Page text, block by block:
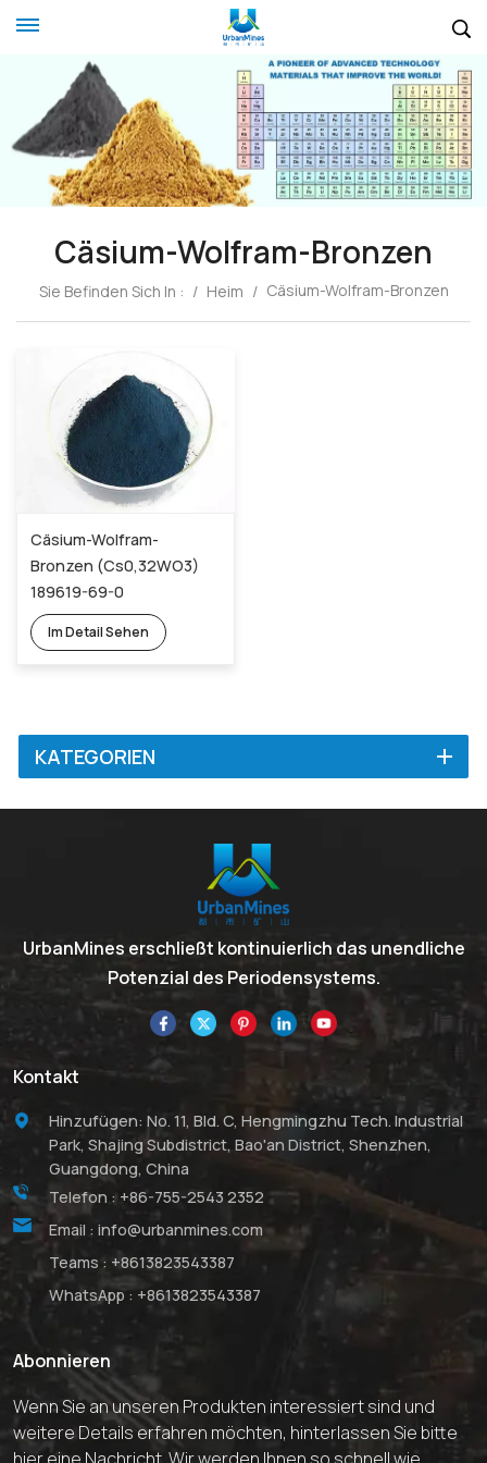
Cäsium-Wolfram-Bronzen
Sie Befinden Sich In : / Heim / Cäsium-Wolfram-Bronzen
Cäsium-Wolfram-
Bronzen (Cs0,32WO3)
189619-69-0
Im Detail Sehen
KATEGORIEN
UrbanMines erschließt kontinuierlich das unendliche
Potenzial des Periodensystems.
Kontakt
Hinzufügen: No. 11, Bld. C, Hengmingzhu Tech. Industrial
Park, Shajing Subdistrict, Bao'an District, Shenzhen,
Guangdong, China
Telefon : +86-755-2543 2352
Email : info@urbanmines.com
Teams : +8613823543387
WhatsApp : +8613823543387
Abonnieren
Wenn Sie an unseren Produkten interessiert sind und
weitere Details erfahren möchten, hinterlassen Sie bitte
hier eine Nachricht. Wir werden Ihnen so schnell wie